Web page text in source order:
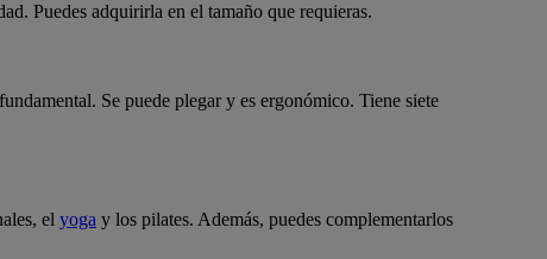
Puedes adquirirla en el tamaño que requieras.
Se puede plegar y es ergonómico. Tiene siete
el yoga y los pilates. Además, puedes complementarlos